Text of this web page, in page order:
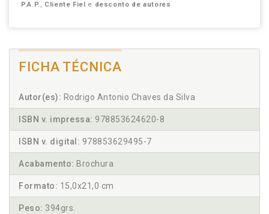
P.A.P., Cliente Fiel e desconto de autores
FICHA TÉCNICA
Autor(es): Rodrigo Antonio Chaves da Silva
ISBN v. impressa: 978853624620-8
ISBN v. digital: 978853629495-7
Acabamento: Brochura
Formato: 15,0x21,0 cm
Peso: 394grs.